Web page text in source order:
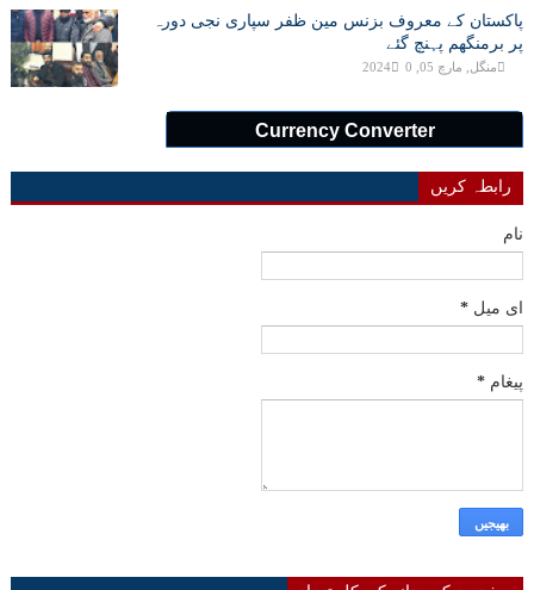
پاکستان کے معروف بزنس مین ظفر سپاری نجی دورہ
پر برمنگھم پہنچ گئے
منگل, مارچ 05, 2024 0
Currency Converter
رابطہ کریں
نام
ای میل *
پیغام *